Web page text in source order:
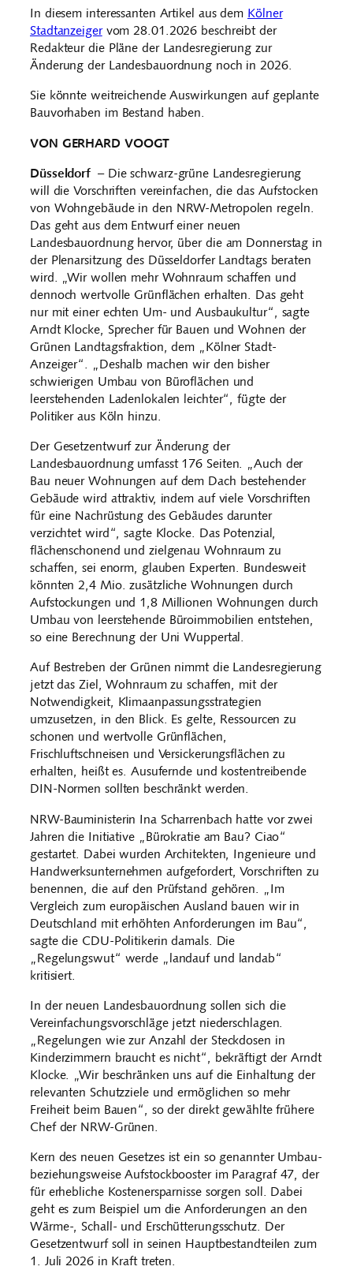
In diesem interessanten Artikel aus dem Kölner
Stadtanzeigervom 28.01.2026 beschreibt der
Redakteur die Pläne der Landesregierung zur
Änderung der Landesbauordnung noch in 2026.
Sie könnte weitreichende Auswirkungen auf geplante
Bauvorhaben im Bestand haben.
VON GERHARD VOOGT
Düsseldorf – Die schwarz-grüne Landesregierung
will die Vorschriften vereinfachen, die das Aufstocken
von Wohngebäude in den NRW-Metropolen regeln.
Das geht aus dem Entwurf einer neuen
Landesbauordnung hervor, über die am Donnerstag in
der Plenarsitzung des Düsseldorfer Landtags beraten
wird. „Wir wollen mehr Wohnraum schaffen und
dennoch wertvolle Grünflächen erhalten. Das geht
nur mit einer echten Um- und Ausbaukultur“, sagte
Arndt Klocke, Sprecher für Bauen und Wohnen der
Grünen Landtagsfraktion, dem „Kölner Stadt-
Anzeiger“. „Deshalb machen wir den bisher
schwierigen Umbau von Büroflächen und
leerstehenden Ladenlokalen leichter“, fügte der
Politiker aus Köln hinzu.
Der Gesetzentwurf zur Änderung der
Landesbauordnung umfasst 176 Seiten. „Auch der
Bau neuer Wohnungen auf dem Dach bestehender
Gebäude wird attraktiv, indem auf viele Vorschriften
für eine Nachrüstung des Gebäudes darunter
verzichtet wird“, sagte Klocke. Das Potenzial,
flächenschonend und zielgenau Wohnraum zu
schaffen, sei enorm, glauben Experten. Bundesweit
könnten 2,4 Mio. zusätzliche Wohnungen durch
Aufstockungen und 1,8 Millionen Wohnungen durch
Umbau von leerstehende Büroimmobilien entstehen,
so eine Berechnung der Uni Wuppertal.
Auf Bestreben der Grünen nimmt die Landesregierung
jetzt das Ziel, Wohnraum zu schaffen, mit der
Notwendigkeit, Klimaanpassungsstrategien
umzusetzen, in den Blick. Es gelte, Ressourcen zu
schonen und wertvolle Grünflächen,
Frischluftschneisen und Versickerungsflächen zu
erhalten, heißt es. Ausufernde und kostentreibende
DIN-Normen sollten beschränkt werden.
NRW-Bauministerin Ina Scharrenbach hatte vor zwei
Jahren die Initiative „Bürokratie am Bau? Ciao“
gestartet. Dabei wurden Architekten, Ingenieure und
Handwerksunternehmen aufgefordert, Vorschriften zu
benennen, die auf den Prüfstand gehören. „Im
Vergleich zum europäischen Ausland bauen wir in
Deutschland mit erhöhten Anforderungen im Bau“,
sagte die CDU-Politikerin damals. Die
„Regelungswut“ werde „landauf und landab“
kritisiert.
In der neuen Landesbauordnung sollen sich die
Vereinfachungsvorschläge jetzt niederschlagen.
„Regelungen wie zur Anzahl der Steckdosen in
Kinderzimmern braucht es nicht“, bekräftigt der Arndt
Klocke. „Wir beschränken uns auf die Einhaltung der
relevanten Schutzziele und ermöglichen so mehr
Freiheit beim Bauen“, so der direkt gewählte frühere
Chef der NRW-Grünen.
Kern des neuen Gesetzes ist ein so genannter Umbau-
beziehungsweise Aufstockbooster im Paragraf 47, der
für erhebliche Kostenersparnisse sorgen soll. Dabei
geht es zum Beispiel um die Anforderungen an den
Wärme-, Schall- und Erschütterungsschutz. Der
Gesetzentwurf soll in seinen Hauptbestandteilen zum
1. Juli 2026 in Kraft treten.